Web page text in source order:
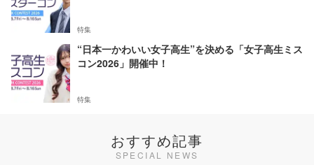
特集
“日本一かわいい女子高生”を決める「女子高生ミス
コン2026」開催中！
特集
おすすめ記事
SPECIAL NEWS